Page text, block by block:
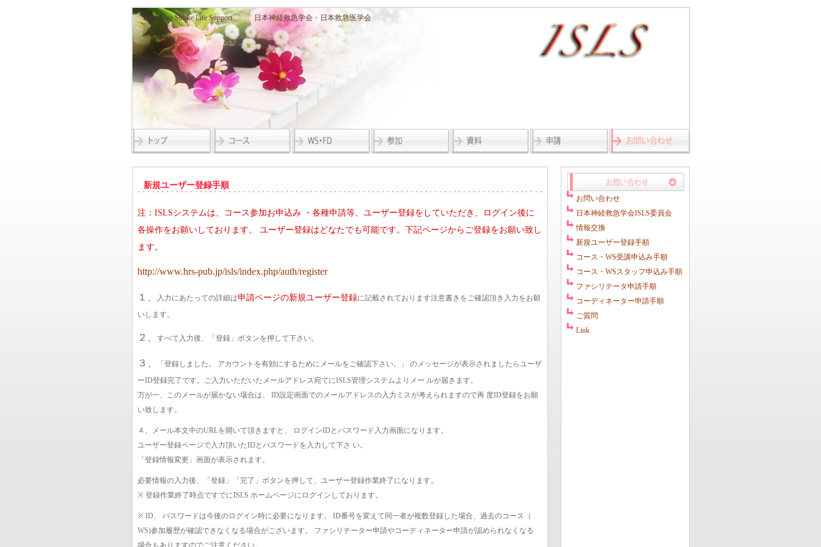
Immediate Stroke Life Support 日本神経救急学会・日本救急医学会
新規ユーザー登録手順
注：ISLSシステムは、コース参加お申込み ・各種申請等、ユーザー登録をしていただき、ログイン後に
各操作をお願いしております。 ユーザー登録はどなたでも可能です。下記ページからご登録をお願い致し
ます。
http://www.hrs-pub.jp/isls/index.php/auth/register
１、 入力にあたっての詳細は申請ページの新規ユーザー登録に記載されております注意書きをご確認頂き入力をお願
いします。
２、 すべて入力後、「登録」ボタンを押して下さい。
３、
「登録しました。 アカウントを有効にするためにメールをご確認下さい。」 のメッセージが表示されましたらユーザ
ーID登録完了です。ご入力いただいたメールアドレス宛てにISLS管理システムよりメー ルが届きます。
万が一、このメールが届かない場合は、 ID設定画面でのメールアドレスの入力ミスが考えられますので再 度ID登録をお願
い致します。
４、メール本文中のURLを開いて頂きますと、 ログインIDとパスワード入力画面になります。
ユーザー登録ページで入力頂いたIDとパスワードを入力して下さ い。
「登録情報変更」画面が表示されます。
必要情報の入力後、「登録」「完了」ボタンを押して、ユーザー登録作業終了になります。
※ 登録作業終了時点ですでにISLS ホームページにログインしております。
※ ID、 パスワードは今後のログイン時に必要になります。 ID番号を変えて同一者が複数登録した場合、過去のコース（
WS)参加履歴が確認できなくなる場合がございます。 ファシリテーター申請やコーディネーター申請が認められなくなる
場合もありますのでご注意ください。
お問い合わせ
日本神経救急学会ISLS委員会
情報交換
新規ユーザー登録手順
コース・WS受講申込み手順
コース・WSスタッフ申込み手順
ファシリテータ申請手順
コーディネーター申請手順
ご質問
Link